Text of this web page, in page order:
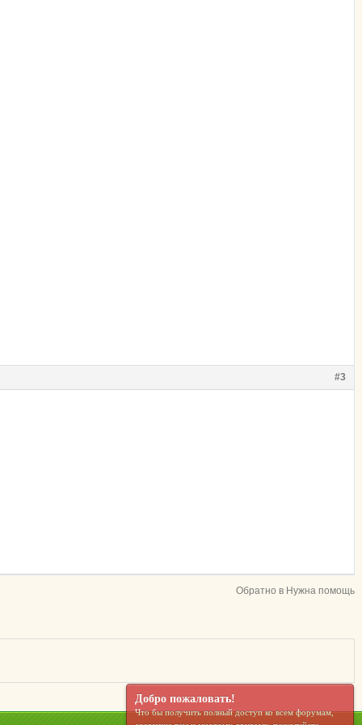
#3
Обратно в Нужна помощь
Добро пожаловать!
Что бы получить полный доступ ко всем форумам,